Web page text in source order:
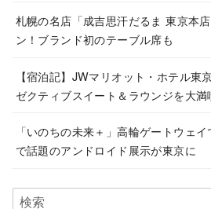
札幌の名店「成吉思汗だるま 東京本
ン！ブランド初のテーブル席も
【宿泊記】JWマリオット・ホテル東
ゼクティブスイート＆ラウンジを大満
「いのちの未来＋」高輪ゲートウェ
で話題のアンドロイド展示が東京に